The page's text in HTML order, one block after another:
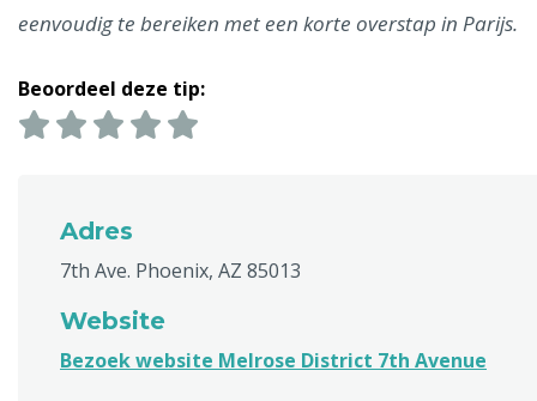
eenvoudig te bereiken met een korte overstap in Parijs.
Beoordeel deze tip:
Adres
7th Ave. Phoenix, AZ 85013
Website
Bezoek website Melrose District 7th Avenue